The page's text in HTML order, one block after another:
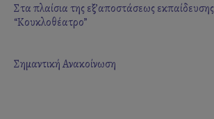
Στα πλαίσια της εξ’αποστάσεως εκπαίδευσης
“Κουκλοθέατρο”
Σημαντική Ανακοίνωση